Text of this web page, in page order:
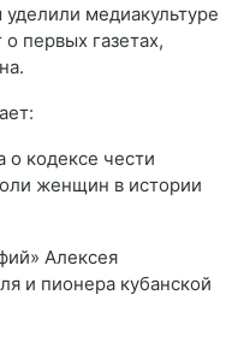
медиакультуре
первых газетах,
о кодексе чести
женщин в истории
Алексея
и пионера кубанской